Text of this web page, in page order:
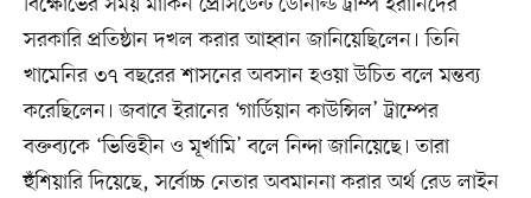
সরকারি প্রতিষ্ঠান দখল করার আহ্বান জানিয়েছিলেন। তিনি
খামেনির ৩৭ বছরের শাসনের অবসান হওয়া উচিত বলে মন্তব্য
করেছিলেন। জবাবে ইরানের ‘গার্ডিয়ান কাউন্সিল’ ট্রাম্পের
বক্তব্যকে ‘ভিত্তিহীন ও মূর্খামি’ বলে নিন্দা জানিয়েছে। তারা
হুঁশিয়ারি দিয়েছে, সর্বোচ্চ নেতার অবমাননা করার অর্থ রেড লাইন